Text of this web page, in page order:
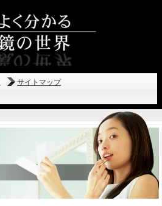
サイトマップ